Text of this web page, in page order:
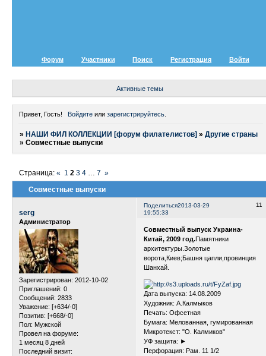
Форум Участники Поиск Регистрация Войти
Активные темы
Привет, Гость! Войдитеили зарегистрируйтесь.
» НАШИ ФИЛ КОЛЛЕКЦИИ [форум филателистов] »Другие страны
»Совместные выпуски
Совместные выпуски
Страница:« 1 2 3 4 7 »
Поделиться 11
2013-03-29
19:55:33
serg
Администратор
Зарегистрирован: 2012-10-02
Приглашений: 0
Сообщений: 2833
Уважение: [+634/-0]
Позитив: [+668/-0]
Пол: Мужской
Провел на форуме:
1 месяц 8 дней
Последний визит:
Совместный выпуск Украина-
Китай, 2009 год.Памятники
архитектуры.Золотые
ворота,Киев;Башня цапли,провинция
Шанхай.
Дата выпуска: 14.08.2009
Художник: А.Калмыков
Печать: Офсетная
Бумага: Мелованная, гумированная
Микротекст: "О. Калмиков"
УФ защита: ►
Перфорация: Рам. 11 1/2